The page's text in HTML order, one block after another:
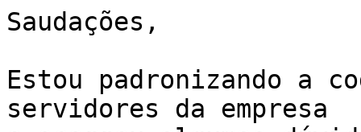
Saudações,
Estou padronizando a
servidores da empresa